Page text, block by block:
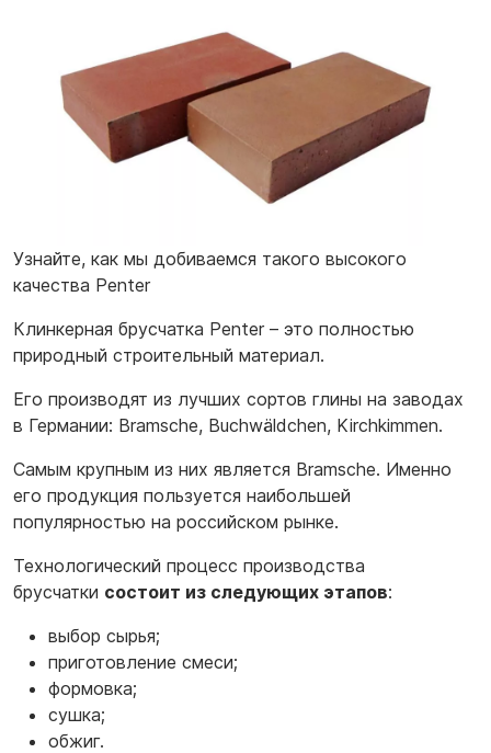
Узнайте, как мы добиваемся такого высокого
качества Penter
Клинкерная брусчатка Penter – это полностью
природный строительный материал.
Его производят из лучших сортов глины на заводах
в Германии: Bramsche, Buchwäldchen, Kirchkimmen.
Самым крупным из них является Bramsche. Именно
его продукция пользуется наибольшей
популярностью на российском рынке.
Технологический процесс производства
брусчатки состоит из следующих этапов:
выбор сырья;
приготовление смеси;
формовка;
сушка;
обжиг.